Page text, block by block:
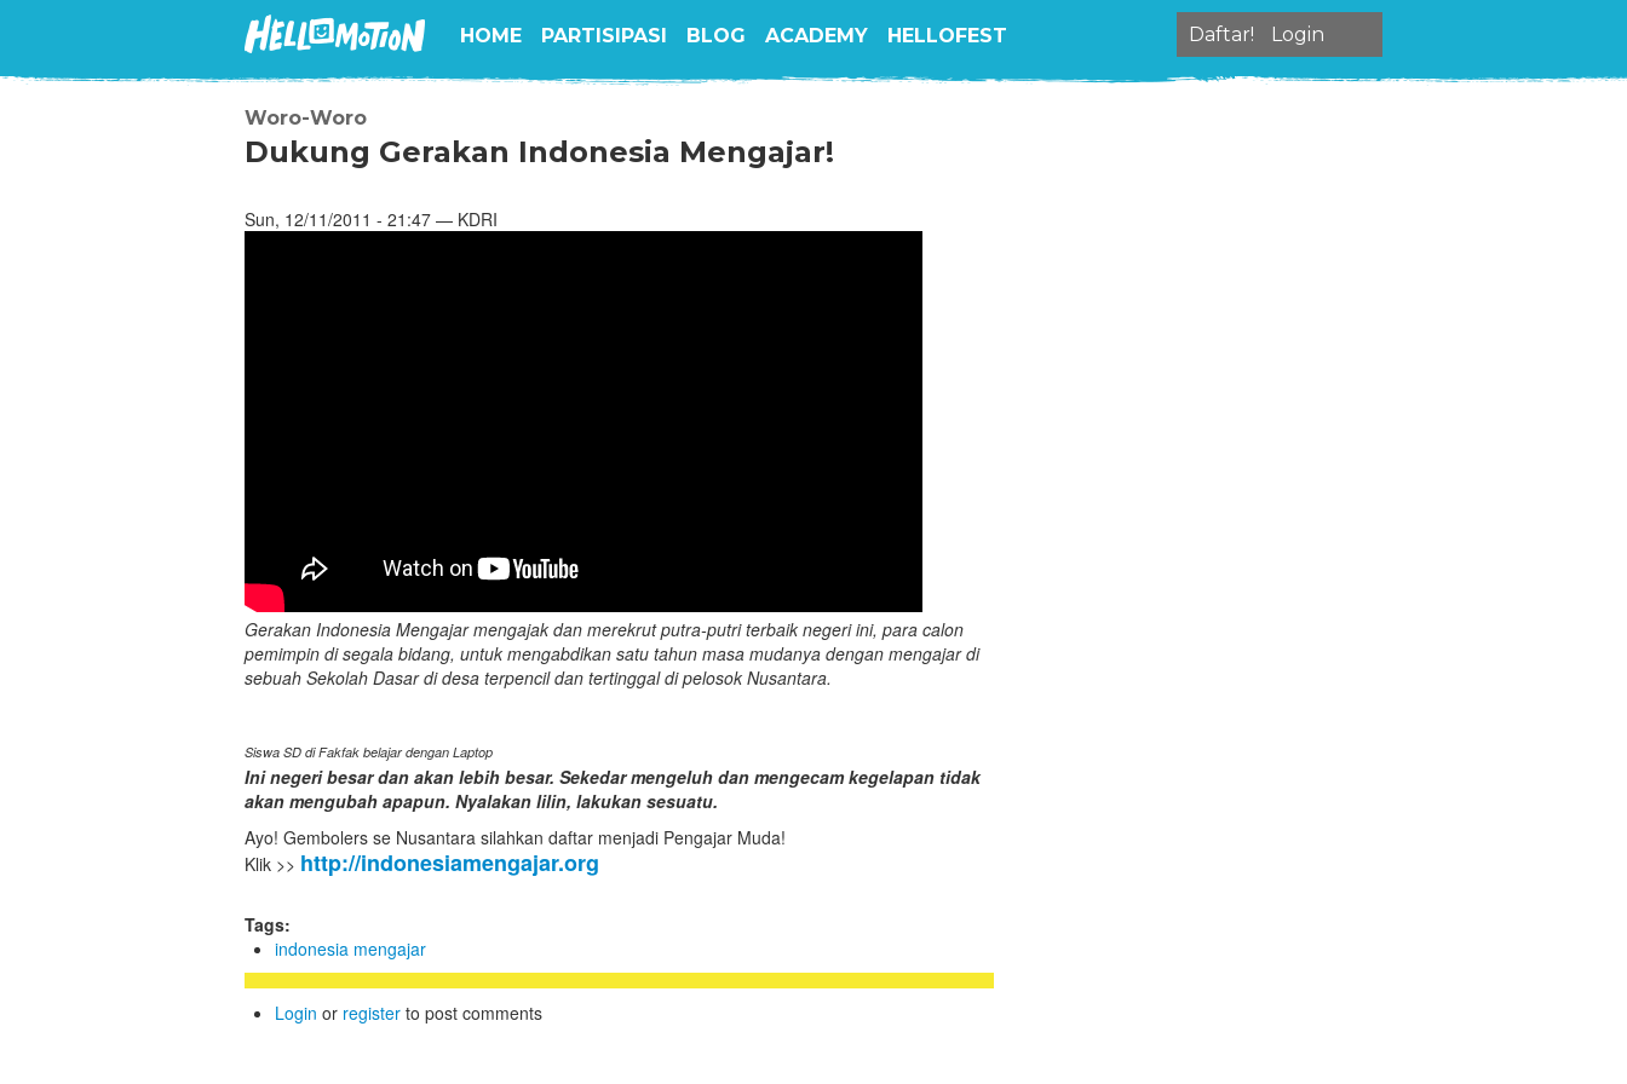
HOME PARTISIPASI BLOG ACADEMY HELLOFEST Daftar! Login
Woro-Woro
Dukung Gerakan Indonesia Mengajar!
Sun, 12/11/2011 - 21:47 — KDRI
Gerakan Indonesia Mengajar mengajak dan merekrut putra-putri terbaik negeri ini, para calon
pemimpin di segala bidang, untuk mengabdikan satu tahun masa mudanya dengan mengajar di
sebuah Sekolah Dasar di desa terpencil dan tertinggal di pelosok Nusantara.
Siswa SD di Fakfak belajar dengan Laptop
Ini negeri besar dan akan lebih besar. Sekedar mengeluh dan mengecam kegelapan tidak
akan mengubah apapun. Nyalakan lilin, lakukan sesuatu.
Ayo! Gembolers se Nusantara silahkan daftar menjadi Pengajar Muda!
Klik >> http://indonesiamengajar.org
Tags:
indonesia mengajar
Login or register to post comments